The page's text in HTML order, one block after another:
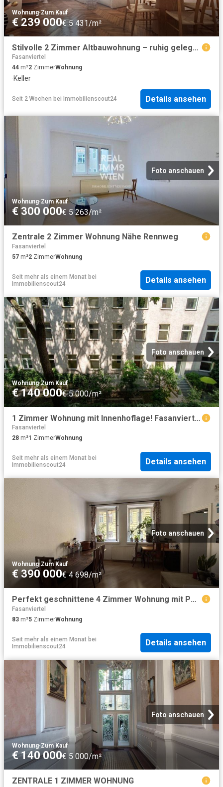
Wohnung·Zum Kauf
€ 239 000€ 5 431/m²
Stilvolle 2 Zimmer Altbauwohnung – ruhig gelegen und nur 3 Minuten vom Belvedere und Rennweg entfernt
Fasanviertel
44 m²2 ZimmerWohnung
·Keller
Seit 2 Wochen bei Immobilienscout24 Details ansehen
Foto anschauen
Wohnung·Zum Kauf
€ 300 000€ 5 263/m²
Zentrale 2 Zimmer Wohnung Nähe Rennweg
Fasanviertel
57 m²2 ZimmerWohnung
Seit mehr als einem Monat bei
Immobilienscout24
Details ansehen
Foto anschauen
Wohnung·Zum Kauf
€ 140 000€ 5 000/m²
1 Zimmer Wohnung mit Innenhoflage! Fasanviertel Nähe Schloss Belvedere!
Fasanviertel
28 m²1 ZimmerWohnung
Seit mehr als einem Monat bei
Immobilienscout24
Details ansehen
Foto anschauen
Wohnung·Zum Kauf
€ 390 000€ 4 698/m²
Perfekt geschnittene 4 Zimmer Wohnung mit Potenzial in zentraler Lage des 3. Bezirks
Fasanviertel
83 m²5 ZimmerWohnung
Seit mehr als einem Monat bei
Immobilienscout24
Details ansehen
Foto anschauen
Wohnung·Zum Kauf
€ 140 000€ 5 000/m²
ZENTRALE 1 ZIMMER WOHNUNG